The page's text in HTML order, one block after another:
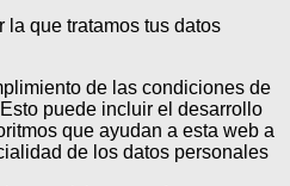
la que tratamos tus datos
de las condiciones de
puede incluir el desarrollo
que ayudan a esta web a
de los datos personales